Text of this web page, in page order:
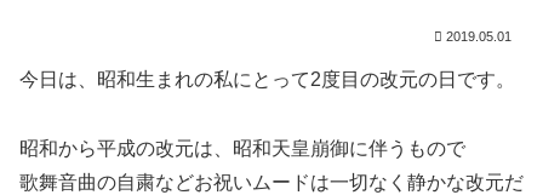
2019.05.01
今日は、昭和生まれの私にとって2度目の改元の日です。
昭和から平成の改元は、昭和天皇崩御に伴うもので
歌舞音曲の自粛などお祝いムードは一切なく静かな改元だ